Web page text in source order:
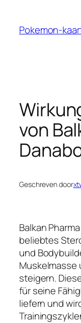
Pokemon-
von
Geschreven door
Balkan
beliebtes
und
Muskelmasse
steigern.
für seine
liefern und